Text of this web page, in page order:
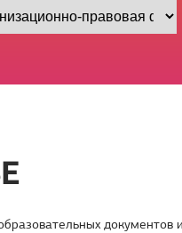
документов и